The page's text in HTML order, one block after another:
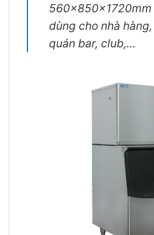
560x850x1720mm
dùng cho nhà
quán bar, club,…